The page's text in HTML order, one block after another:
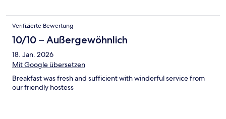
Verifizierte Bewertung
10/10 – Außergewöhnlich
18. Jan. 2026
Mit Google übersetzen
Breakfast was fresh and sufficient with winderful service from
our friendly hostess